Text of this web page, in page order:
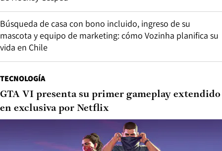
Búsqueda de casa con bono incluido, ingreso de su
mascota y equipo de marketing: cómo Vozinha planifica su
vida en Chile
TECNOLOGÍA
GTA VI presenta su primer gameplay extendido
en exclusiva por Netflix